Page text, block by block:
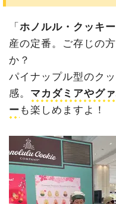
「ホノルル・クッキ
産の定番。ご存じの
か？
パイナップル型のク
感。 マカダミアやグ
ー も楽しめますよ！